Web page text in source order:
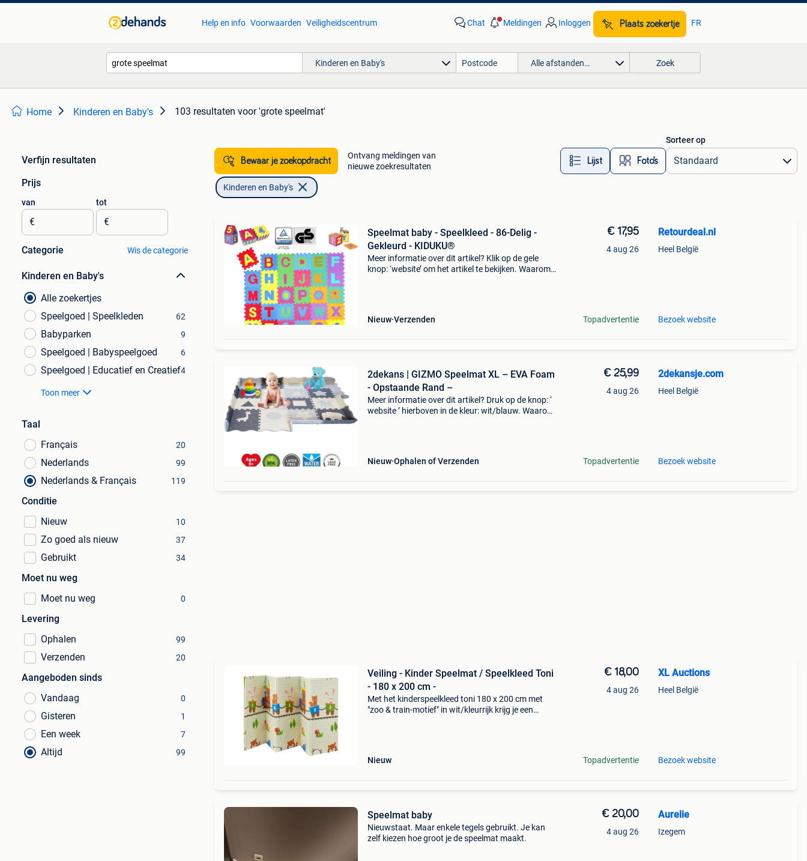
Help en info Voorwaarden Veiligheidscentrum Chat Meldingen Inloggen Plaats zoekertje FR
Kinderen en Baby's Alle afstanden… Zoek
Home Kinderen en Baby's 103 resultaten voor 'grote speelmat'
Verfijn resultaten
Prijs
van
€
tot
€
Categorie Wis de categorie
Kinderen en Baby's
Alle zoekertjes
Speelgoed | Speelkleden
62
Babyparken 9
Speelgoed | Babyspeelgoed 6
Speelgoed | Educatief en Creatief4
Toon meer
Taal
Français
20
Nederlands 99
Nederlands & Français 119
Conditie
Nieuw
10
Zo goed als nieuw 37
Gebruikt 34
Moet nu weg
Moet nu weg
0
Levering
Ophalen
99
Verzenden 20
Aangeboden sinds
Vandaag
0
Gisteren 1
Een week 7
Altijd 99
Bewaar je zoekopdracht
Ontvang meldingen van
nieuwe zoekresultaten
Lijst Foto’s
Sorteer op
Kinderen en Baby's
Speelmat baby - Speelkleed - 86-Delig -
Gekleurd - KIDUKU®
Meer informatie over dit artikel? Klik op de gele
knop: ‘website’ om het artikel te bekijken. Waarom
Nieuw Verzenden
€ 17,95
4 aug 26
Topadvertentie
Retourdeal.nl
Heel België
Bezoek website
2dekans | GIZMO Speelmat XL – EVA Foam
- Opstaande Rand –
Meer informatie over dit artikel? Druk op de knop: ‘
website ’ hierboven in de kleur: wit/blauw. Waarom
Nieuw Ophalen of Verzenden
€ 25,99
4 aug 26
Topadvertentie
2dekansje.com
Heel België
Bezoek website
Veiling - Kinder Speelmat / Speelkleed Toni
- 180 x 200 cm -
Met het kinderspeelkleed toni 180 x 200 cm met
"zoo & train-motief" in wit/kleurrijk krijg je een
Nieuw
€ 18,00
4 aug 26
Topadvertentie
XL Auctions
Heel België
Bezoek website
Speelmat baby
Nieuwstaat. Maar enkele tegels gebruikt. Je kan
zelf kiezen hoe groot je de speelmat maakt.
€ 20,00
4 aug 26
Aurelie
Izegem